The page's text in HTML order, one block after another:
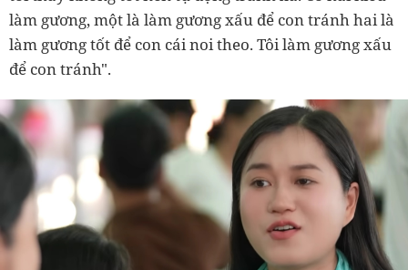
làm gương, một là làm gương xấu để con tránh hai là
làm gương tốt để con cái noi theo. Tôi làm gương xấu
để con tránh".